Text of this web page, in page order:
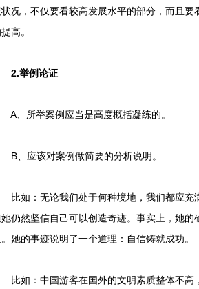
状况，不仅要看较高发展水平的部分，而且
高。
举例论证
、所举案例应当是高度概括凝练的。
、应该对案例做简要的分析说明。
如：无论我们处于何种境地，我们都应充
仍然坚信自己可以创造奇迹。事实上，她
。她的事迹说明了一个道理：自信铸就成功。
如：中国游客在国外的文明素质整体不高